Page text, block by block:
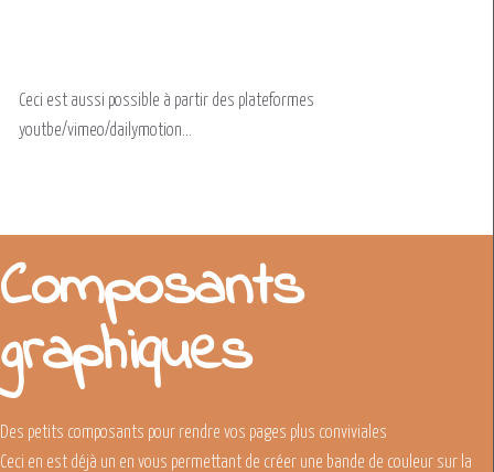
Ceci est aussi possible à partir des plateformes
youtbe/vimeo/dailymotion...
Composants
graphiques
Des petits composants pour rendre vos pages plus conviviales
Ceci en est déjà un en vous permettant de créer une bande de couleur sur la